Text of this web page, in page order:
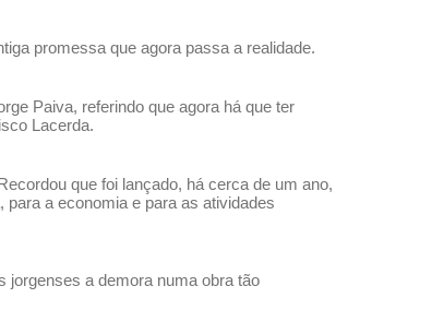
promessa que agora passa a realidade.
Paiva, referindo que agora há que ter
Lacerda.
que foi lançado, há cerca de um ano,
a economia e para as atividades
jorgenses a demora numa obra tão